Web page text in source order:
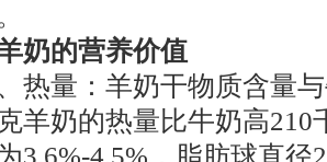
奶的营养价值
量：羊奶干物质含量与
羊奶的热量比牛奶高
3.6%-4.5%，脂肪球直